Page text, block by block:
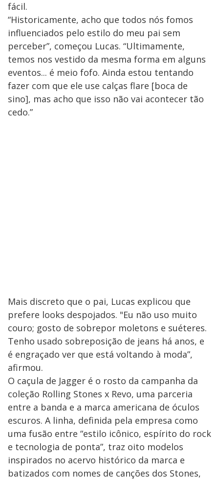
fácil.
“Historicamente, acho que todos nós fomos
influenciados pelo estilo do meu pai sem
perceber”, começou Lucas. “Ultimamente,
temos nos vestido da mesma forma em alguns
eventos... é meio fofo. Ainda estou tentando
fazer com que ele use calças flare [boca de
sino], mas acho que isso não vai acontecer tão
cedo.”
Mais discreto que o pai, Lucas explicou que
prefere looks despojados. "Eu não uso muito
couro; gosto de sobrepor moletons e suéteres.
Tenho usado sobreposição de jeans há anos, e
é engraçado ver que está voltando à moda”,
afirmou.
O caçula de Jagger é o rosto da campanha da
coleção Rolling Stones x Revo, uma parceria
entre a banda e a marca americana de óculos
escuros. A linha, definida pela empresa como
uma fusão entre “estilo icônico, espírito do rock
e tecnologia de ponta”, traz oito modelos
inspirados no acervo histórico da marca e
batizados com nomes de canções dos Stones,